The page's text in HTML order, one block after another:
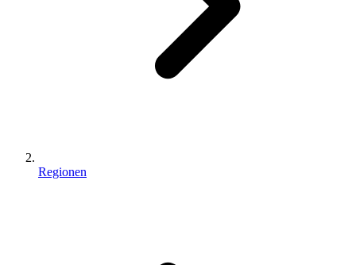
Regionen